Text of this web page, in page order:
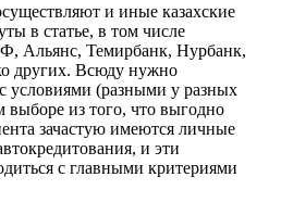
и иные казахские
в статье, в том числе
Альянс, Темирбанк, Нурбанк,
других. Всюду нужно
условиями (разными у разных
выборе из того, что выгодно
зачастую имеются личные
и эти
с главными критериями